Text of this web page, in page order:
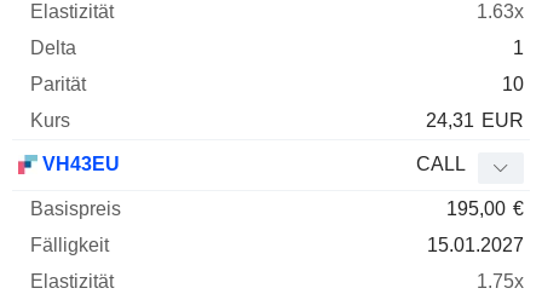
1.63x
1
10
24,31 EUR
VH43EU CALL
195,00 €
15.01.2027
1.75x